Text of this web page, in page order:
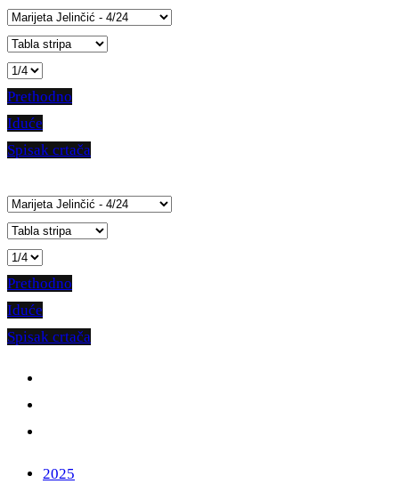
Prethodno
Iduće
Spisak crtača
Prethodno
Iduće
Spisak crtača
2025